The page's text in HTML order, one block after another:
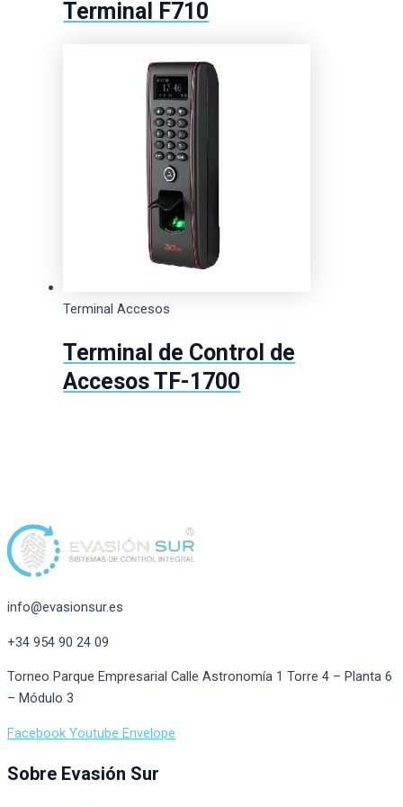
Terminal F710
Terminal Accesos
Terminal de Control de
Accesos TF-1700
info@evasionsur.es
+34 954 90 24 09
Torneo Parque Empresarial Calle Astronomía 1 Torre 4 – Planta 6
– Módulo 3
Facebook Youtube Envelope
Sobre Evasión Sur